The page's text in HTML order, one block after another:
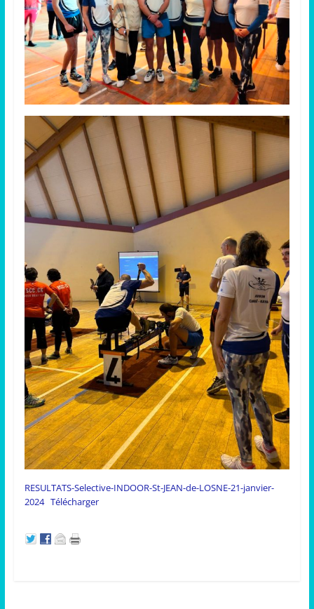
RESULTATS-Selective-INDOOR-St-JEAN-de-LOSNE-21-janvier-
2024 Télécharger